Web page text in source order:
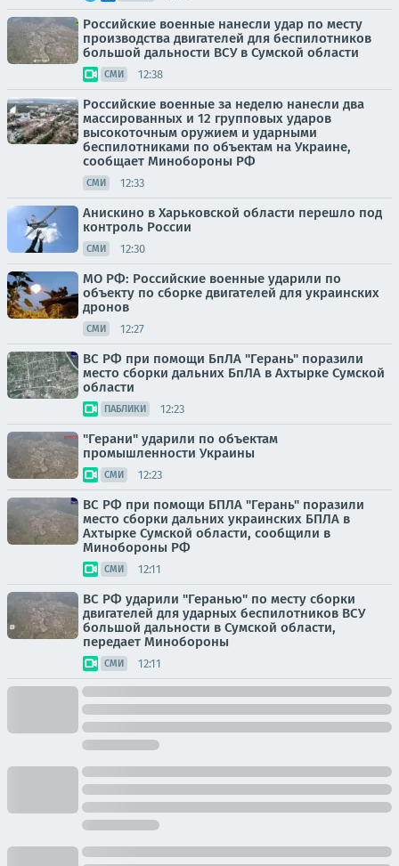
Российские военные нанесли удар по месту
производства двигателей для беспилотников
большой дальности ВСУ в Сумской области
СМИ 12:38
Российские военные за неделю нанесли два
массированных и 12 групповых ударов
высокоточным оружием и ударными
беспилотниками по объектам на Украине,
сообщает Минобороны РФ
СМИ 12:33
Анискино в Харьковской области перешло под
контроль России
СМИ 12:30
МО РФ: Российские военные ударили по
объекту по сборке двигателей для украинских
дронов
СМИ 12:27
ВС РФ при помощи БпЛА "Герань" поразили
место сборки дальних БпЛА в Ахтырке Сумской
области
ПАБЛИКИ 12:23
"Герани" ударили по объектам
промышленности Украины
СМИ 12:23
ВС РФ при помощи БПЛА "Герань" поразили
место сборки дальних украинских БПЛА в
Ахтырке Сумской области, сообщили в
Минобороны РФ
СМИ 12:11
ВС РФ ударили "Геранью" по месту сборки
двигателей для ударных беспилотников ВСУ
большой дальности в Сумской области,
передает Минобороны
СМИ 12:11